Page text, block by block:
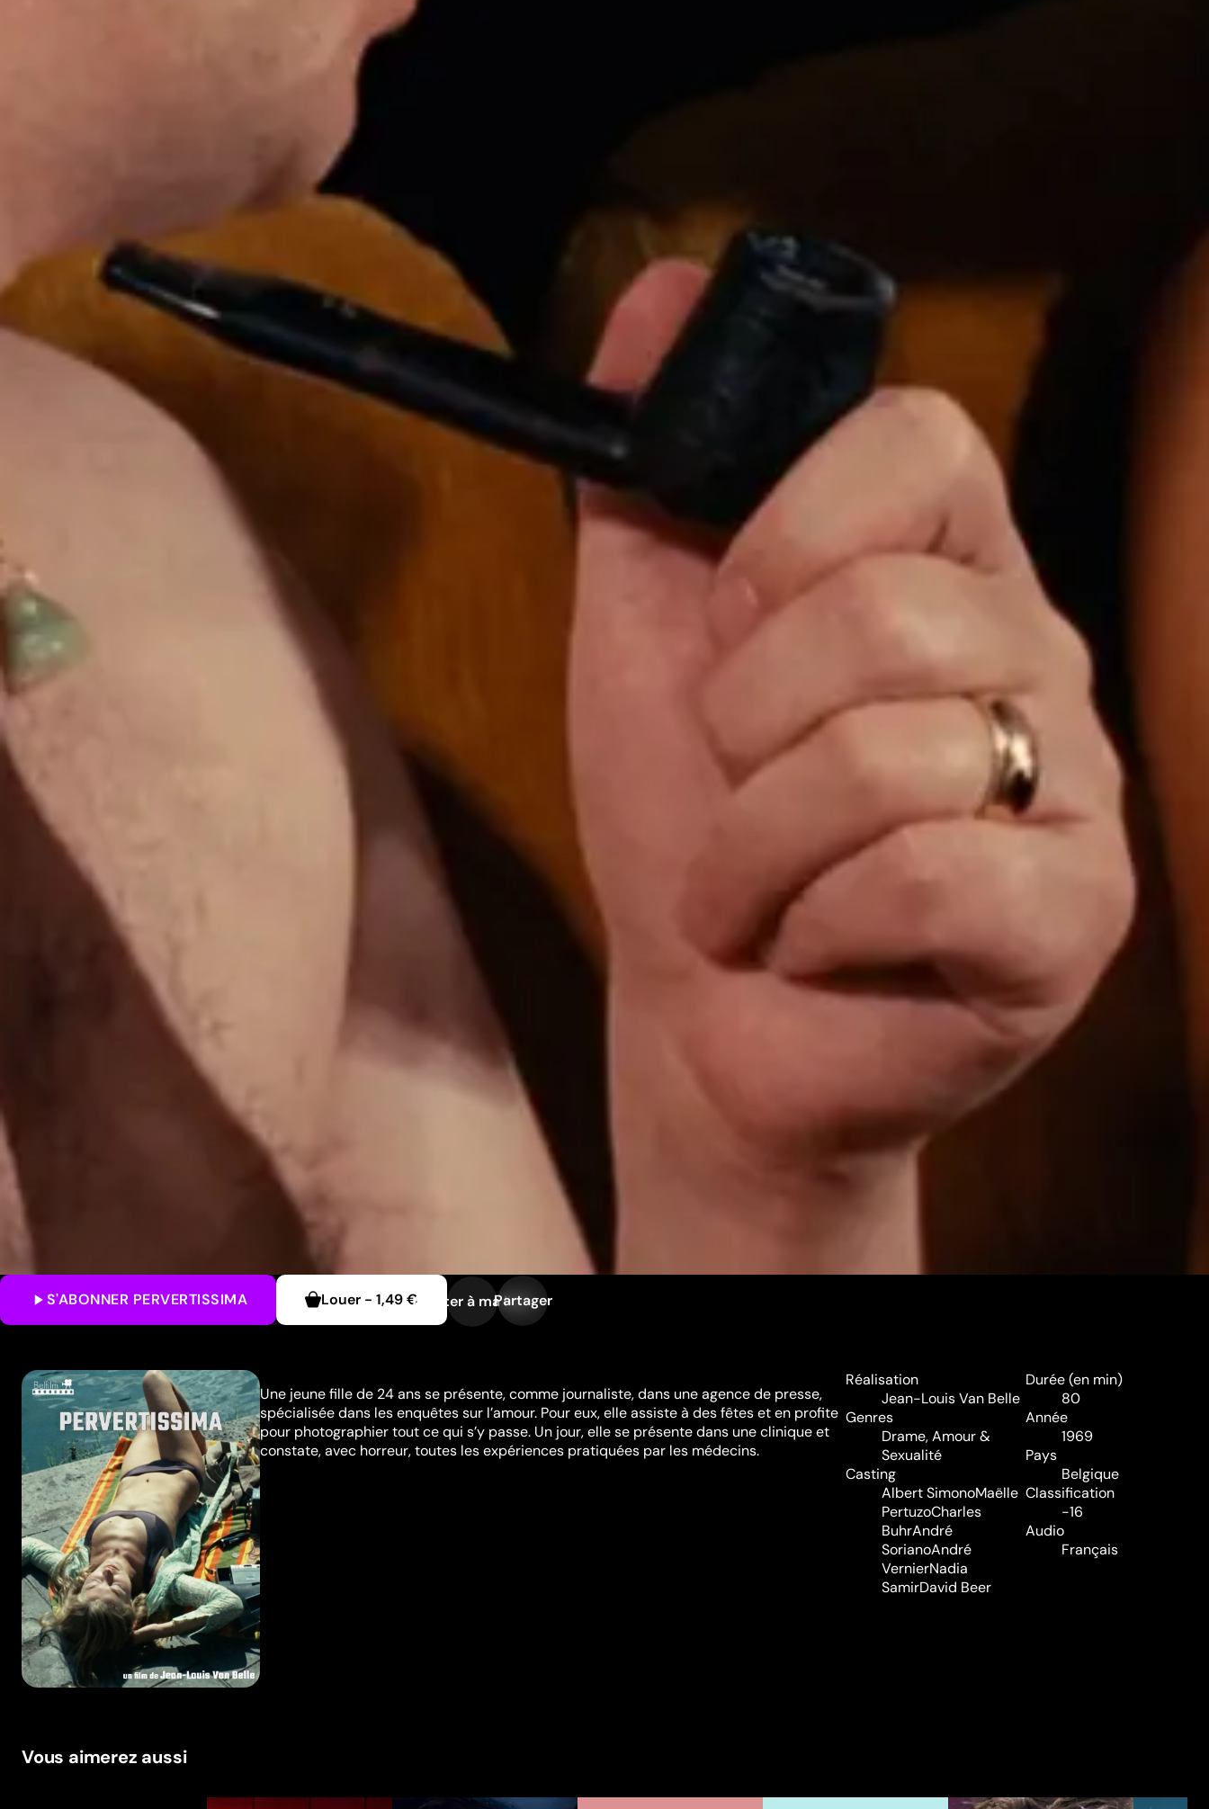
S'ABONNER PERVERTISSIMA Louer - 1,49 €Ajouter à ma liste
Partager
Une jeune fille de 24 ans se présente, comme journaliste, dans une agence de presse,
spécialisée dans les enquêtes sur l’amour. Pour eux, elle assiste à des fêtes et en profite
pour photographier tout ce qui s’y passe. Un jour, elle se présente dans une clinique et
constate, avec horreur, toutes les expériences pratiquées par les médecins.
Réalisation
Jean-Louis Van Belle
Genres
Drame,Amour &
Sexualité
Casting
Albert SimonoMaëlle
PertuzoCharles
BuhrAndré
SorianoAndré
VernierNadia
SamirDavid Beer
Durée (en min)
80
Année
1969
Pays
Belgique
Classification
-16
Audio
Français
Vous aimerez aussi